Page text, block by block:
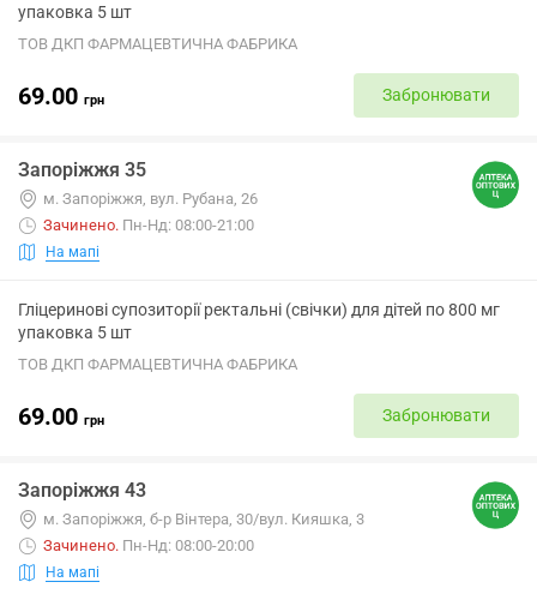
упаковка 5 шт
ТОВ ДКП ФАРМАЦЕВТИЧНА ФАБРИКА
69.00 грн Забронювати
Запоріжжя 35
м. Запоріжжя, вул. Рубана, 26
Зачинено. Пн-Нд: 08:00-21:00
На мапі
Гліцеринові супозиторії ректальні (свічки) для дітей по 800 мг
упаковка 5 шт
ТОВ ДКП ФАРМАЦЕВТИЧНА ФАБРИКА
69.00 грн Забронювати
Запоріжжя 43
м. Запоріжжя, б-р Вінтера, 30/вул. Кияшка, 3
Зачинено. Пн-Нд: 08:00-20:00
На мапі